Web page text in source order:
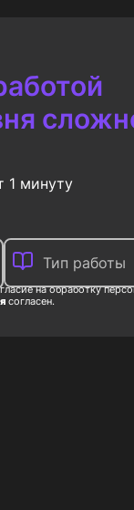
1 минуту
Тип работы
на обработку
согласен.